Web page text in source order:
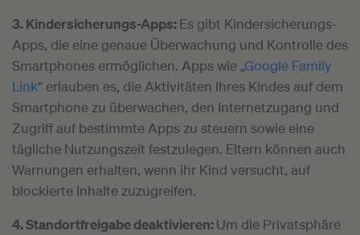
3. Kindersicherungs-Apps:Es gibt Kindersicherungs-
Apps, die eine genaue Überwachung und Kontrolle des
Smartphones ermöglichen. Apps wie „Google Family
Link“ erlauben es, die Aktivitäten Ihres Kindes auf dem
Smartphone zu überwachen, den Internetzugang und
Zugriff auf bestimmte Apps zu steuern sowie eine
tägliche Nutzungszeit festzulegen. Eltern können auch
Warnungen erhalten, wenn ihr Kind versucht, auf
blockierte Inhalte zuzugreifen.
4. Standortfreigabe deaktivieren:Um die Privatsphäre